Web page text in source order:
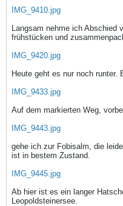
IMG_9410.jpg
Langsam nehme ich Abschied
frühstücken und
IMG_9420.jpg
Heute geht es nur noch runter.
IMG_9433.jpg
Auf dem markierten Weg,
IMG_9443.jpg
gehe ich zur Fobisalm, die
ist in bestem Zustand.
IMG_9445.jpg
Ab hier ist es ein langer
Leopoldsteinersee.